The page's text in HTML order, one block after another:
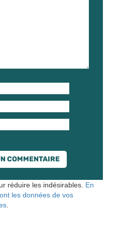
réduire les indésirables. En
les données de vos